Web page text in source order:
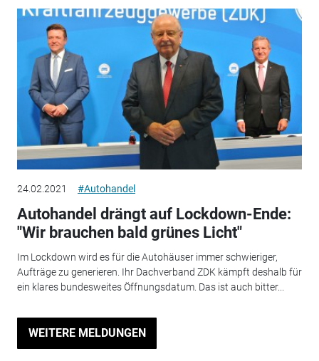
24.02.2021 #Autohandel
Autohandel drängt auf Lockdown-Ende:
"Wir brauchen bald grünes Licht"
Im Lockdown wird es für die Autohäuser immer schwieriger,
Aufträge zu generieren. Ihr Dachverband ZDK kämpft deshalb für
ein klares bundesweites Öffnungsdatum. Das ist auch bitter...
WEITERE MELDUNGEN